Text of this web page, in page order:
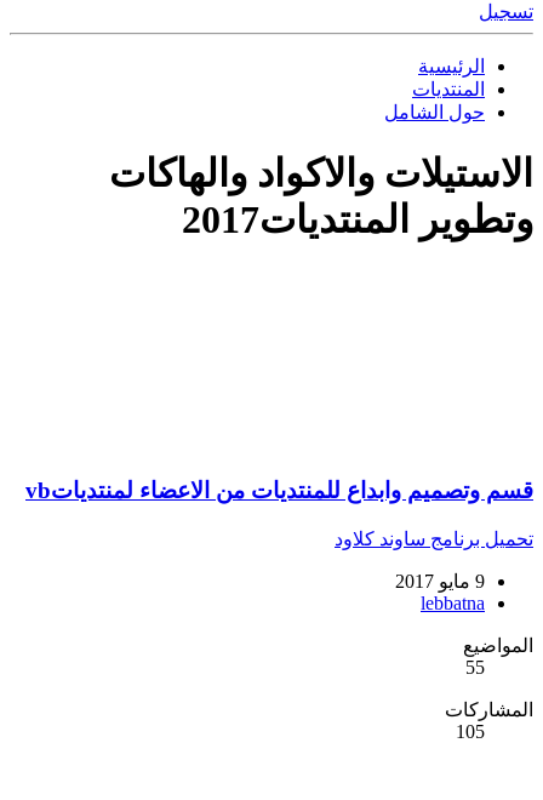
تسجيل
الرئيسية
المنتديات
حول الشامل
الاستيلات والاكواد والهاكات
وتطوير المنتديات2017
قسم وتصميم وابداع للمنتديات من الاعضاء لمنتدياتvb
تحميل برنامج ساوند كلاود
9 مايو 2017
lebbatna
المواضيع
55
المشاركات
105